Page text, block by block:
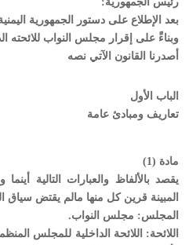
بعد الإطلاع على دستور الجمهورية
وبناءًَ على إقرار مجلس النواب للائحته
أصدرنا القانون الآتي نصه
الباب الأول
تعاريف ومبادئ عامة
مادة (1)
يقصد بالألفاظ والعبارات التالية
المبينة قرين كل منها مالم يقتض
المجلس: مجلس النواب.
اللائحة: اللائحة الداخلية للمجلس